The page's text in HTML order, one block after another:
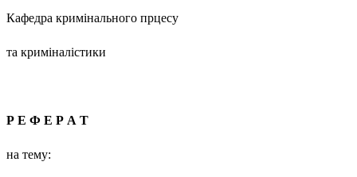
Кафедра кримінального прцесу
та криміналістики
Р Е Ф Е Р А Т
на тему: